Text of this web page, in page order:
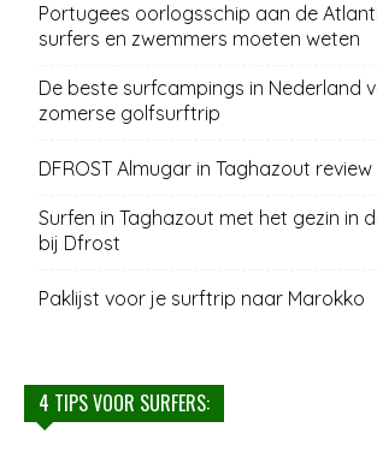
Portugees oorlogsschip aan de
surfers en zwemmers moeten weten
De beste surfcampings in Nederland
zomerse golfsurftrip
DFROST Almugar in Taghazout
Surfen in Taghazout met het gezin in
bij Dfrost
Paklijst voor je surftrip naar Marokko
4 TIPS VOOR SURFERS: